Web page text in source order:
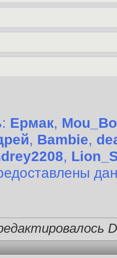
Ермак,
, Bambie,
,